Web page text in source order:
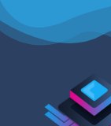
Aller
au